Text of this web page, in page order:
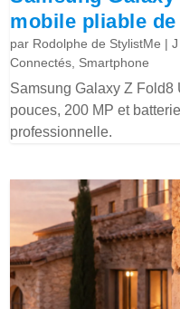
mobile pliable
par Rodolphe de StylistMe |
Connectés Smartphone
Samsung Galaxy Z Fold8
pouces, 200 MP et
professionnelle.